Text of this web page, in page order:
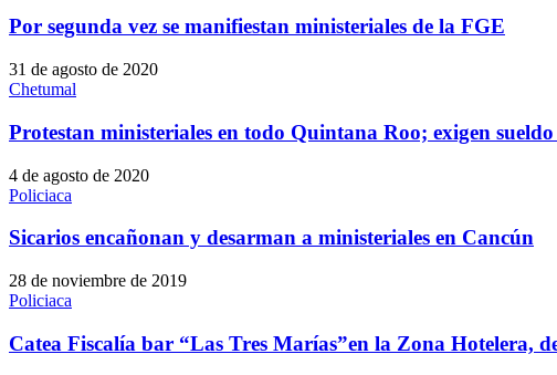
Por segunda vez se manifiestan ministeriales de la FGE
31 de agosto de 2020
Chetumal
Protestan ministeriales en todo Quintana Roo; exigen
4 de agosto de 2020
Policiaca
Sicarios encañonan y desarman a ministeriales en Cancún
28 de noviembre de 2019
Policiaca
Catea Fiscalía bar “Las Tres Marías”en la Zona Hotelera,